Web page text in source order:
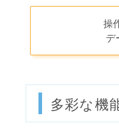
操
デ
多彩な機